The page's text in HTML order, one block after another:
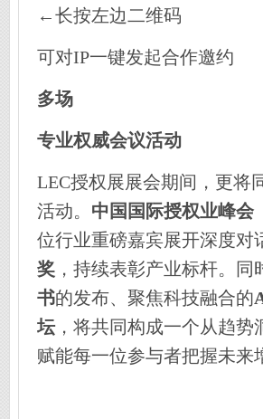
←长按左边二维码
可对IP一键发起合作邀约
多场
专业权威会议活动
LEC授权展展会期间，更将
活动。 中国国际授权业峰会
位行业重磅嘉宾展开深度对
奖 ，持续表彰产业标杆。同
书的发布、聚焦科技融合的
坛，将共同构成一个从趋势
赋能每一位参与者把握未来